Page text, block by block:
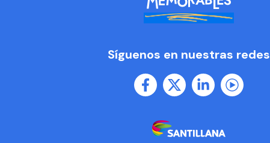
Síguenos en nuestras redes